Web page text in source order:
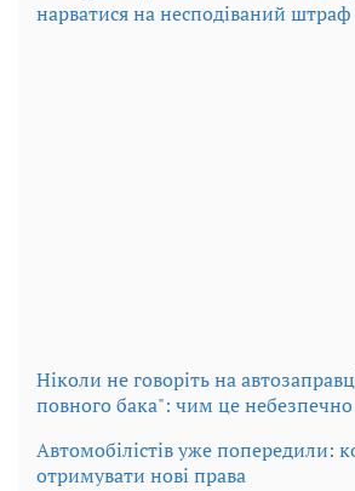
нарватися на несподіваний штраф
Ніколи не говоріть на
повного бака": чим це небезпечно
Автомобілістів уже попередили:
отримувати нові права